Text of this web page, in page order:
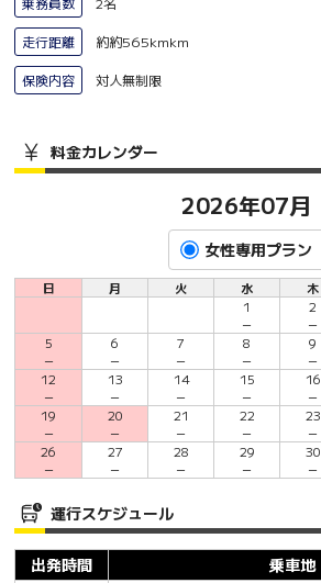
走行距離 約約565kmkm
保険内容 対人無制限
料金カレンダー
2026年07月
女性専用プラン
日 月 火 水 木
1
－
2
－
5
－
6
－
7
－
8
－
9
－
12
－
13
－
14
－
15
－
16
－
19
－
20
－
21
－
22
－
23
－
26
－
27
－
28
－
29
－
30
－
運行スケジュール
出発時間
乗車地